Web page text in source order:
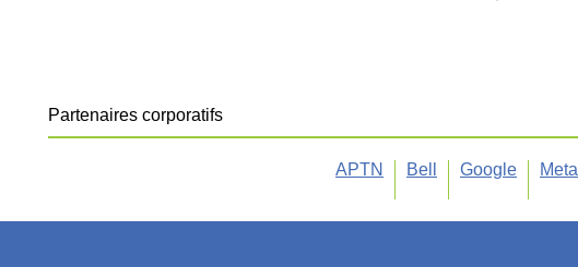
Partenaires corporatifs
APTN Bell Google Meta